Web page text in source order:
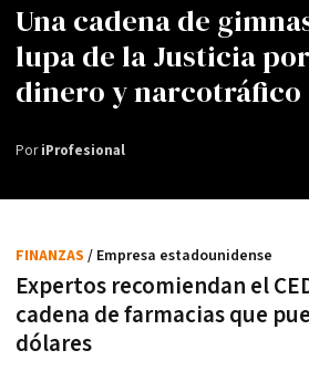
Una cadena de
lupa de la Justicia
dinero y narcotráfico
PoriProfesional
Expertos recomiendan el
cadena de farmacias que
dólares
FINANZAS / Empresa estadounidense